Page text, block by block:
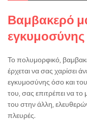
Βαμβακερό
Το πολυμορφικό,
έρχεται να σας χαρίσει
εγκυμοσύνης όσο και
του, σας επιτρέπει να
του στην άλλη,
πλευρές.